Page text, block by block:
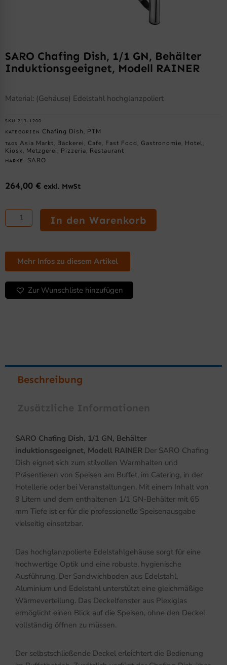
SARO Chafing Dish, 1/1 GN, Behälter
Induktionsgeeignet, Modell RAINER
Material: (Gehäuse) Edelstahl hochglanzpoliert
SKU 213-1200
KATEGORIEN Chafing Dish PTM
TAGS Asia Markt Bäckerei Cafe Fast Food Gastronomie Hotel
Kiosk Metzgerei Pizzeria Restaurant
MARKE: SARO
264,00 € exkl. MwSt
SARO
Chafing
Dish,
GN,
Behälter
induktionsgeeignet,
Modell
RAINER
In den Warenkorb
Mehr Infos zu diesem Artikel
Zur Wunschliste hinzufügen
Beschreibung
SARO Chafing Dish, 1/1 GN, Behälter
induktionsgeeignet, Modell RAINER Der SARO Chafing
Dish eignet sich zum stilvollen Warmhalten und
Präsentieren von Speisen am Buffet, im Catering, in der
Hotellerie oder bei Veranstaltungen. Mit einem Inhalt von
9 Litern und dem enthaltenen 1/1 GN-Behälter mit 65
mm Tiefe ist er für die professionelle Speisenausgabe
vielseitig einsetzbar.
Das hochglanzpolierte Edelstahlgehäuse sorgt für eine
hochwertige Optik und eine robuste, hygienische
Ausführung. Der Sandwichboden aus Edelstahl,
Aluminium und Edelstahl unterstützt eine gleichmäßige
Wärmeverteilung. Das Deckelfenster aus Plexiglas
ermöglicht einen Blick auf die Speisen, ohne den Deckel
vollständig öffnen zu müssen.
Der selbstschließende Deckel erleichtert die Bedienung